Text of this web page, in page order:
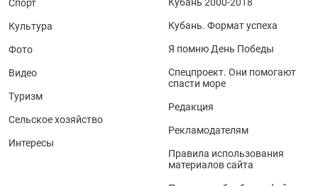
Спорт
Культура
Фото
Видео
Туризм
Сельское хозяйство
Интересы
Кубань 2000-2018
Кубань. Формат успеха
Я помню День Победы
Спецпроект. Они помогают
спасти море
Редакция
Рекламодателям
Правила использования
материалов сайта